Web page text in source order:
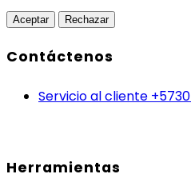
Aceptar Rechazar
Contáctenos
Servicio al cliente
Herramientas